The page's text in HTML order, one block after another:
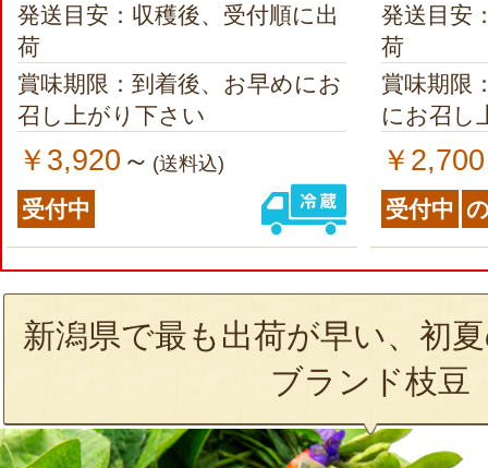
発送目安：収穫後、受付順に出
荷
賞味期限：到着後、お早めにお
召し上がり下さい
￥3,920 ～ (送料込)
受付中
発送目安
荷
賞味期限
にお召し
￥2,700
受付中
新潟県で最も出荷が早い、初
ブランド枝豆